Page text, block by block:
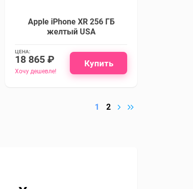
Apple iPhone XR 256 ГБ
желтый USA
ЦЕНА:
18 865 ₽
Хочу дешевле!
Купить
1 2